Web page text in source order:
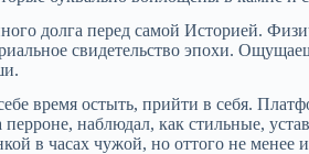
долга перед самой Историей.
свидетельство эпохи.
время остыть, прийти в себя.
наблюдал, как стильные,
в часах чужой, но оттого не менее